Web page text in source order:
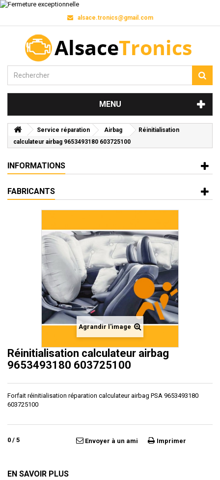
alsace.tronics@gmail.com
MENU
Service réparation Airbag
Réinitialisation
calculateur airbag 9653493180 603725100
INFORMATIONS
FABRICANTS
Agrandir l'image
Réinitialisation calculateur airbag
9653493180 603725100
Forfait réinitialisation réparation calculateur airbag PSA 9653493180
603725100
0 / 5 Envoyer à un ami Imprimer
EN SAVOIR PLUS